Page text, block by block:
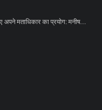
अपने मताधिकार का प्रयोग: मनीष...